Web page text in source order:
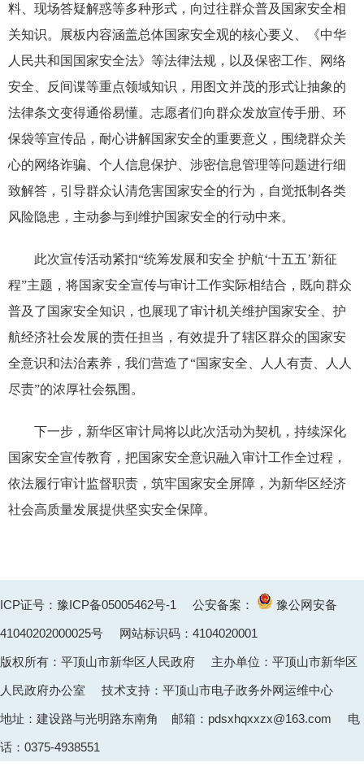
料、现场答疑解惑等多种形式，向过往群众普及国家安全相
关知识。展板内容涵盖总体国家安全观的核心要义、《中华
人民共和国国家安全法》等法律法规，以及保密工作、网络
安全、反间谍等重点领域知识，用图文并茂的形式让抽象的
法律条文变得通俗易懂。志愿者们向群众发放宣传手册、环
保袋等宣传品，耐心讲解国家安全的重要意义，围绕群众关
心的网络诈骗、个人信息保护、涉密信息管理等问题进行细
致解答，引导群众认清危害国家安全的行为，自觉抵制各类
风险隐患，主动参与到维护国家安全的行动中来。
此次宣传活动紧扣“统筹发展和安全 护航‘十五五’新征
程”主题，将国家安全宣传与审计工作实际相结合，既向群众
普及了国家安全知识，也展现了审计机关维护国家安全、护
航经济社会发展的责任担当， 有效提升了辖区群众的国家安
全意识和法治素养，我们营造了“国家安全、人人有责、人人
尽责”的浓厚社会氛围。
下一步，新华区审计局将以此次活动为契机，持续深化
国家安全宣传教育，把国家安全意识融入审计工作全过程，
依法履行审计监督职责，筑牢国家安全屏障，为新华区经济
社会高质量发展提供坚实安全保障。
ICP证号：豫ICP备05005462号-1 公安备案： 豫公网安备
41040202000025号 网站标识码：4104020001
版权所有：平顶山市新华区人民政府 主办单位：平顶山市新华区
人民政府办公室 技术支持：平顶山市电子政务外网运维中心
地址：建设路与光明路东南角 邮箱：pdsxhqxxzx@163.com 电
话：0375-4938551